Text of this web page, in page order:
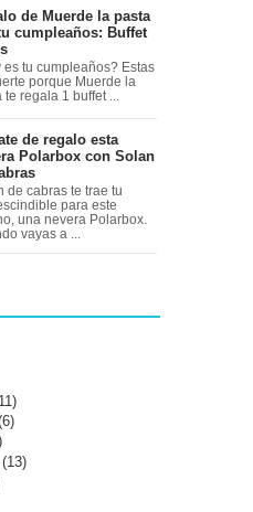
de Muerde la pasta
cumpleaños: Buffet
es tu cumpleaños? Estas
porque Muerde la
te regala 1 buffet ...
de regalo esta
Polarbox con Solan
de cabras te trae tu
para este
una nevera Polarbox.
vayas a ...
(13)